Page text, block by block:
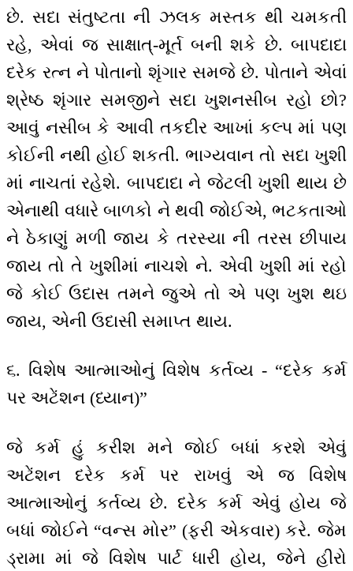
છે. સદા સંતુષ્ટતા ની ઝલક મસ્તક થી ચમકતી
રહે, એવાં જ સાક્ષાત્-મૂર્ત બની શકે છે. બાપદાદા
દરેક રત્ન ને પોતાનો શૃંગાર સમજે છે. પોતાને એવાં
શ્રેષ્ઠ શૃંગાર સમજીને સદા ખુશનસીબ રહો છો?
આવું નસીબ કે આવી તકદીર આખાં કલ્પ માં પણ
કોઈની નથી હોઈ શકતી. ભાગ્યવાન તો સદા ખુશી
માં નાચતાં રહેશે. બાપદાદા ને જેટલી ખુશી થાય છે
એનાથી વધારે બાળકો ને થવી જોઈએ, ભટકતાઓ
ને ઠેકાણું મળી જાય કે તરસ્યા ની તરસ છીપાય
જાય તો તે ખુશીમાં નાચશે ને. એવી ખુશી માં રહો
જે કોઈ ઉદાસ તમને જુએ તો એ પણ ખુશ થઇ
જાય, એની ઉદાસી સમાપ્ત થાય.
૬. વિશેષ આત્માઓનું વિશેષ કર્તવ્ય - “દરેક કર્મ
પર અટેંશન (ધ્યાન)”
જે કર્મ હું કરીશ મને જોઈ બધાં કરશે એવું
અટેંશન દરેક કર્મ પર રાખવું એ જ વિશેષ
આત્માઓનું કર્તવ્ય છે. દરેક કર્મ એવું હોય જે
બધાં જોઈને “વન્સ મોર” (ફરી એકવાર) કરે. જેમ
ડ્રામા માં જે વિશેષ પાર્ટ ધારી હોય, જેને હીરો